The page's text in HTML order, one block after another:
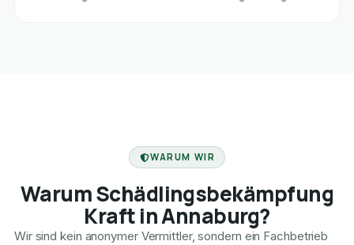
WARUM WIR
Warum Schädlingsbekämpfung
Kraft in Annaburg?
Wir sind kein anonymer Vermittler, sondern ein Fachbetrieb